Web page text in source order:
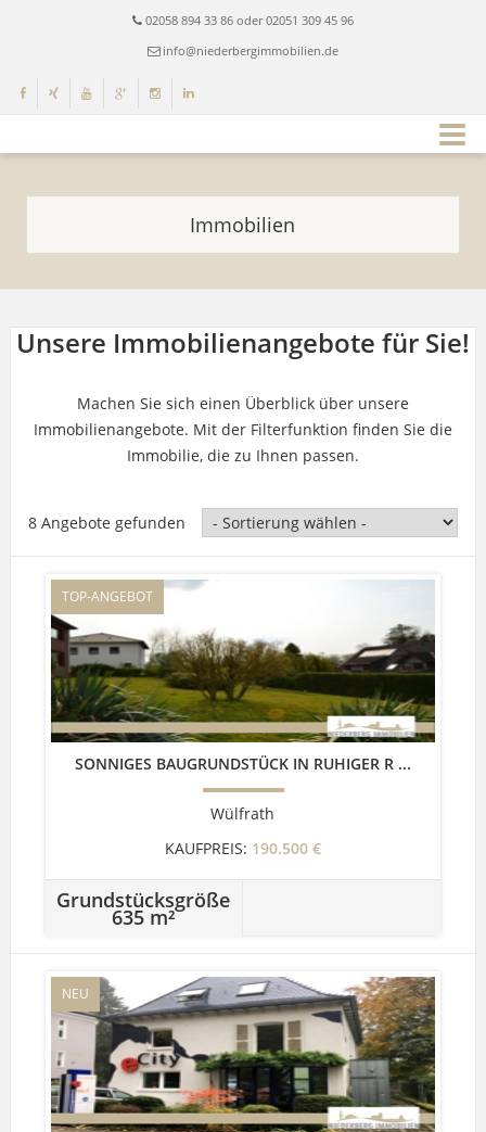
02058 894 33 86 oder 02051 309 45 96
info@niederbergimmobilien.de
Immobilien
Unsere Immobilienangebote für Sie!
Machen Sie sich einen Überblick über unsere
Immobilienangebote. Mit der Filterfunktion finden Sie die
Immobilie, die zu Ihnen passen.
8 Angebote gefunden
TOP-ANGEBOT
SONNIGES BAUGRUNDSTÜCK IN RUHIGER R ...
Wülfrath
KAUFPREIS: 190.500 €
Grundstücksgröße
635 m²
NEU